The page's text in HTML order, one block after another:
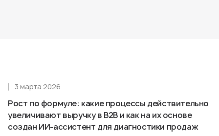
Рост по формуле: какие процессы действительно
увеличивают выручку в B2B и как на их основе
создан ИИ-ассистент для диагностики продаж
3 марта 2026